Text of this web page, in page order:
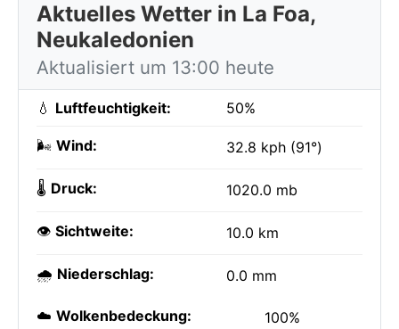
Aktuelles Wetter in La Foa,
Neukaledonien
Aktualisiert um 13:00 heute
💧 Luftfeuchtigkeit: 50%
🌬️ Wind: 32.8 kph (91°)
🌡️ Druck: 1020.0 mb
👁️ Sichtweite: 10.0 km
🌧️ Niederschlag: 0.0 mm
☁️ Wolkenbedeckung: 100%